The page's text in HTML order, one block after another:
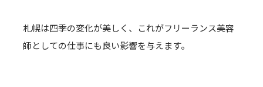
札幌は四季の変化が美しく、これがフリーランス美容
師としての仕事にも良い影響を与えます。